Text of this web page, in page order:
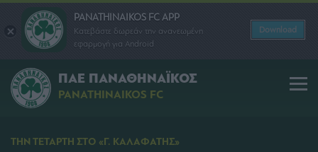
PANATHINAIKOS FC APP
Κατεβάστε δωρεάν την ανανεωμένη
εφαρμογή για Android
Download
ΠΑΕ ΠΑΝΑΘΗΝΑΪΚΟΣ
PANATHINAIKOS FC
ΤΗΝ ΤΕΤΑΡΤΗ ΣΤΟ «Γ. ΚΑΛΑΦΑΤΗΣ»